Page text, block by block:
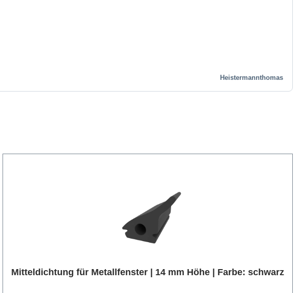
Heistermannthomas
Mitteldichtung für Metallfenster | 14 mm Höhe | Farbe: schwarz